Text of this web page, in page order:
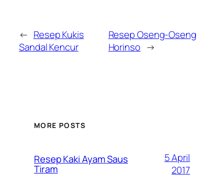
← Resep Kukis
Sandal Kencur
Resep Oseng-Oseng
Horinso →
MORE POSTS
Resep Kaki Ayam Saus
Tiram
5 April
2017